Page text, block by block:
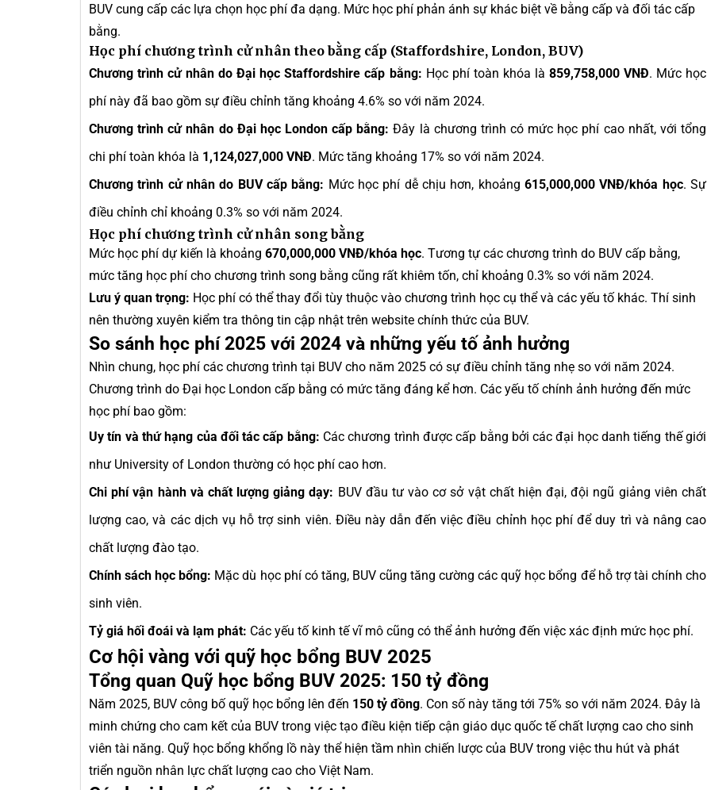
BUV cung cấp các lựa chọn học phí đa dạng. Mức học phí phản ánh sự khác biệt về bằng cấp và đối tác cấp
bằng.
Học phí chương trình cử nhân theo bằng cấp (Staffordshire, London, BUV)
Chương trình cử nhân do Đại học Staffordshire cấp bằng: Học phí toàn khóa là 859,758,000 VNĐ. Mức học
phí này đã bao gồm sự điều chỉnh tăng khoảng 4.6% so với năm 2024.
Chương trình cử nhân do Đại học London cấp bằng: Đây là chương trình có mức học phí cao nhất, với tổng
chi phí toàn khóa là 1,124,027,000 VNĐ. Mức tăng khoảng 17% so với năm 2024.
Chương trình cử nhân do BUV cấp bằng: Mức học phí dễ chịu hơn, khoảng615,000,000 VNĐ/khóa học. Sự
điều chỉnh chỉ khoảng 0.3% so với năm 2024.
Học phí chương trình cử nhân song bằng
Mức học phí dự kiến là khoảng 670,000,000 VNĐ/khóa học. Tương tự các chương trình do BUV cấp bằng,
mức tăng học phí cho chương trình song bằng cũng rất khiêm tốn, chỉ khoảng 0.3% so với năm 2024.
Lưu ý quan trọng: Học phí có thể thay đổi tùy thuộc vào chương trình học cụ thể và các yếu tố khác. Thí sinh
nên thường xuyên kiểm tra thông tin cập nhật trên website chính thức của BUV.
So sánh học phí 2025 với 2024 và những yếu tố ảnh hưởng
Nhìn chung, học phí các chương trình tại BUV cho năm 2025 có sự điều chỉnh tăng nhẹ so với năm 2024.
Chương trình do Đại học London cấp bằng có mức tăng đáng kể hơn. Các yếu tố chính ảnh hưởng đến mức
học phí bao gồm:
Uy tín và thứ hạng của đối tác cấp bằng: Các chương trình được cấp bằng bởi các đại học danh tiếng thế giới
như University of London thường có học phí cao hơn.
Chi phí vận hành và chất lượng giảng dạy: BUV đầu tư vào cơ sở vật chất hiện đại, đội ngũ giảng viên chất
lượng cao, và các dịch vụ hỗ trợ sinh viên. Điều này dẫn đến việc điều chỉnh học phí để duy trì và nâng cao
chất lượng đào tạo.
Chính sách học bổng: Mặc dù học phí có tăng, BUV cũng tăng cường các quỹ học bổng để hỗ trợ tài chính cho
sinh viên.
Tỷ giá hối đoái và lạm phát: Các yếu tố kinh tế vĩ mô cũng có thể ảnh hưởng đến việc xác định mức học phí.
Cơ hội vàng với quỹ học bổng BUV 2025
Tổng quan Quỹ học bổng BUV 2025: 150 tỷ đồng
Năm 2025, BUV công bố quỹ học bổng lên đến 150 tỷ đồng. Con số này tăng tới 75% so với năm 2024. Đây là
minh chứng cho cam kết của BUV trong việc tạo điều kiện tiếp cận giáo dục quốc tế chất lượng cao cho sinh
viên tài năng. Quỹ học bổng khổng lồ này thể hiện tầm nhìn chiến lược của BUV trong việc thu hút và phát
triển nguồn nhân lực chất lượng cao cho Việt Nam.